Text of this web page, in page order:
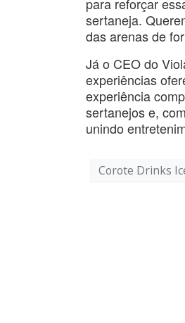
sertaneja.
das arenas de
Já o CEO do
experiências
experiência
sertanejos e,
unindo
Corote Drinks